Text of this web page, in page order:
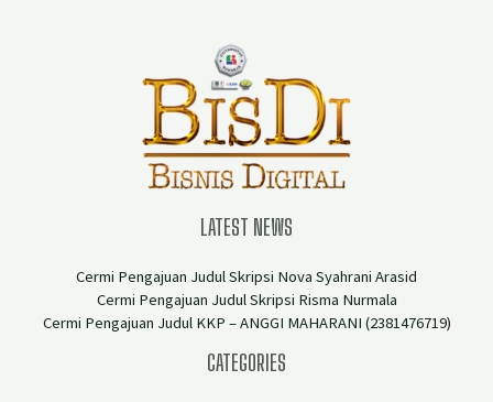
LATEST NEWS
Cermi Pengajuan Judul Skripsi Nova Syahrani Arasid
Cermi Pengajuan Judul Skripsi Risma Nurmala
Cermi Pengajuan Judul KKP – ANGGI MAHARANI (2381476719)
CATEGORIES